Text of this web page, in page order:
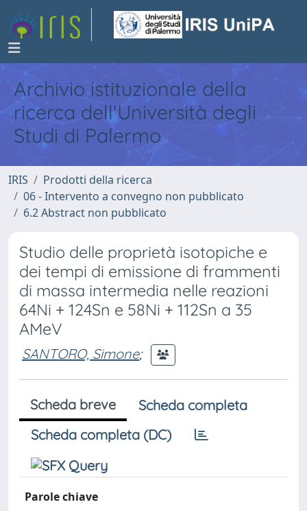
Archivio istituzionale della
ricerca dell'Università degli
Studi di Palermo
IRIS
Prodotti della ricerca
06 - Intervento a convegno non pubblicato
6.2 Abstract non pubblicato
Studio delle proprietà isotopiche e
dei tempi di emissione di frammenti
di massa intermedia nelle reazioni
64Ni + 124Sn e 58Ni + 112Sn a 35
AMeV
SANTORO, Simone;
Scheda breve
Scheda completa
Scheda completa (DC)
Parole chiave